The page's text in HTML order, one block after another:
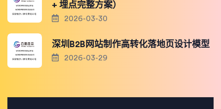
+ 埋点完整方案）
2026-03-30
深圳B2B网站制作高转化落地页设计模型
2026-03-29